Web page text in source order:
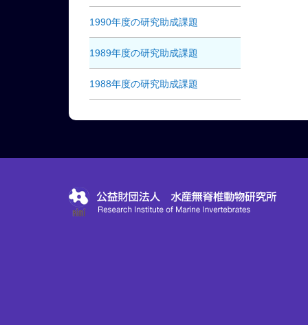
1990年度の研究助成課題
1989年度の研究助成課題
1988年度の研究助成課題